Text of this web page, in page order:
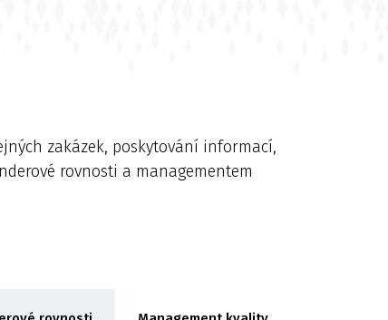
zakázek, poskytování informací,
rovnosti a managementem